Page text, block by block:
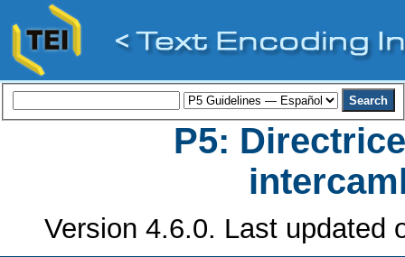
P5:
Version 4.6.0. Last updated